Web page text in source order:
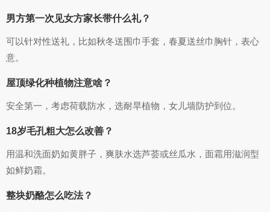
男方第一次见女方家长带什么礼？
可以针对性送礼，比如秋冬送围巾手套，春夏送丝巾胸针，表心
意。
屋顶绿化种植物注意啥？
安全第一，考虑荷载防水，选耐旱植物，女儿墙防护到位。
18岁毛孔粗大怎么改善？
用温和洗面奶如黄胖子，爽肤水选芦荟或丝瓜水，面霜用滋润型
如鲜奶霜。
整块奶酪怎么吃法？